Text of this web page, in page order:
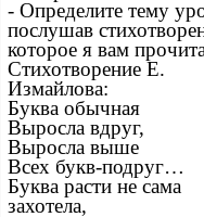
- Определите тему
послушав
которое я вам
Стихотворение Е.
Измайлова:
Буква обычная
Выросла вдруг,
Выросла выше
Всех букв-подруг…
Буква расти не сама
захотела,